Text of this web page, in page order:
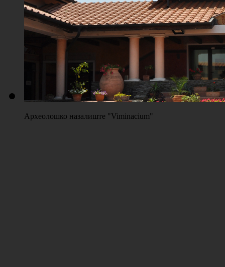
Плажа "Топољар" - Терени на песку
Археолошко назалиште "Viminacium"